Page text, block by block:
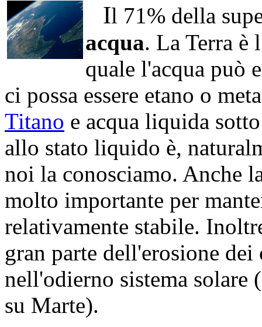
Il 71% della
acqua. La Terra è
quale l'acqua può
ci possa essere etano o
Titano e acqua liquida
allo stato liquido è,
noi la conosciamo. Anche
molto importante per
relativamente stabile.
gran parte dell'erosione
nell'odierno sistema solare
su Marte).